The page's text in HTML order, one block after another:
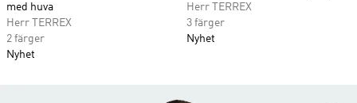
med huva
Herr TERREX
2 färger
Nyhet
Herr TERREX
3 färger
Nyhet